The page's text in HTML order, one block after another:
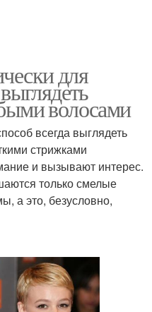
для
волосами
всегда выглядеть
стрижками
и вызывают интерес.
только смелые
а это, безусловно,